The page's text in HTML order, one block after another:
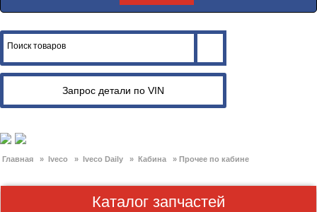
Главная » Iveco » Iveco Daily » Кабина » Прочее по кабине
Каталог запчастей